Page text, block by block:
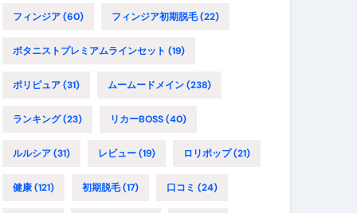
フィンジア(60) フィンジア初期脱毛(22)
ボタニストプレミアムラインセット (19)
ポリピュア(31) ムームードメイン(238)
ランキング(23) リカーBOSS(40)
ルルシア(31) レビュー(19) ロリポップ(21)
健康(121) 初期脱毛(17) 口コミ (24)